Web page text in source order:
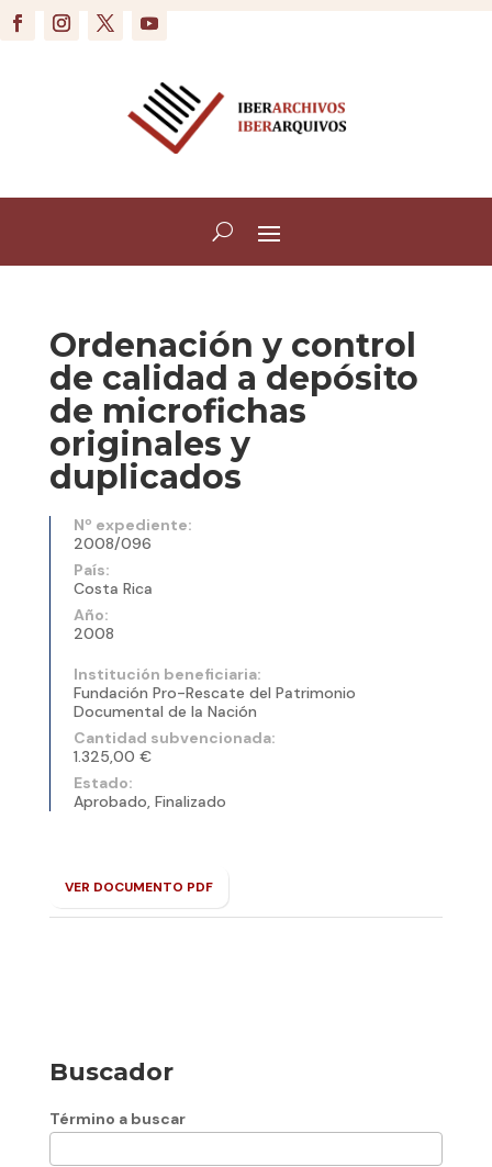
Ordenación y control
de calidad a depósito
de microfichas
originales y
duplicados
Nº expediente:
2008/096
País:
Costa Rica
Año:
2008
Institución beneficiaria:
Fundación Pro-Rescate del Patrimonio
Documental de la Nación
Cantidad subvencionada:
1.325,00 €
Estado:
Aprobado, Finalizado
VER DOCUMENTO PDF
Buscador
Término a buscar